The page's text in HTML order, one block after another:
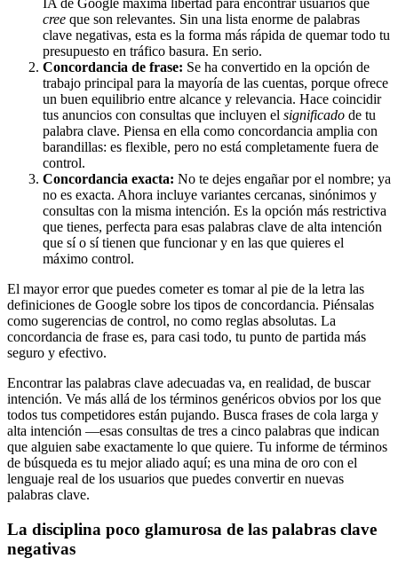
cree que son relevantes. Sin una lista enorme de palabras
clave negativas, esta es la forma más rápida de quemar todo tu
presupuesto en tráfico basura. En serio.
Concordancia de frase: Se ha convertido en la opción de
trabajo principal para la mayoría de las cuentas, porque ofrece
un buen equilibrio entre alcance y relevancia. Hace coincidir
tus anuncios con consultas que incluyen el significado de tu
palabra clave. Piensa en ella como concordancia amplia con
barandillas: es flexible, pero no está completamente fuera de
control.
Concordancia exacta: No te dejes engañar por el nombre; ya
no es exacta. Ahora incluye variantes cercanas, sinónimos y
consultas con la misma intención. Es la opción más restrictiva
que tienes, perfecta para esas palabras clave de alta intención
que sí o sí tienen que funcionar y en las que quieres el
máximo control.
El mayor error que puedes cometer es tomar al pie de la letra las
definiciones de Google sobre los tipos de concordancia. Piénsalas
como sugerencias de control, no como reglas absolutas. La
concordancia de frase es, para casi todo, tu punto de partida más
seguro y efectivo.
Encontrar las palabras clave adecuadas va, en realidad, de buscar
intención. Ve más allá de los términos genéricos obvios por los que
todos tus competidores están pujando. Busca frases de cola larga y
alta intención —esas consultas de tres a cinco palabras que indican
que alguien sabe exactamente lo que quiere. Tu informe de términos
de búsqueda es tu mejor aliado aquí; es una mina de oro con el
lenguaje real de los usuarios que puedes convertir en nuevas
palabras clave.
La disciplina poco glamurosa de las palabras clave
negativas